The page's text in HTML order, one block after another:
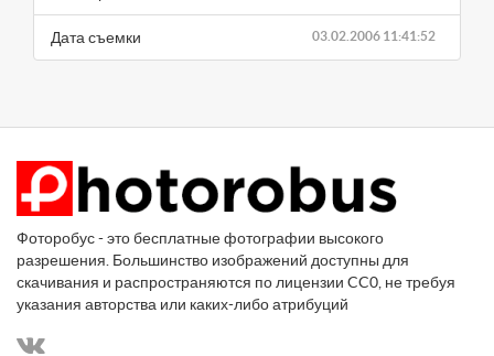
03.02.2006 11:41:52
Дата съемки
Фоторобус - это бесплатные фотографии высокого
разрешения. Большинство изображений доступны для
скачивания и распространяются по лицензии CC0, не требуя
указания авторства или каких-либо атрибуций